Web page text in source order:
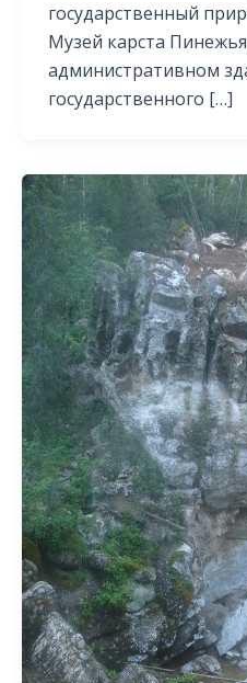
государственный
Музей карста
административном
государственного […]